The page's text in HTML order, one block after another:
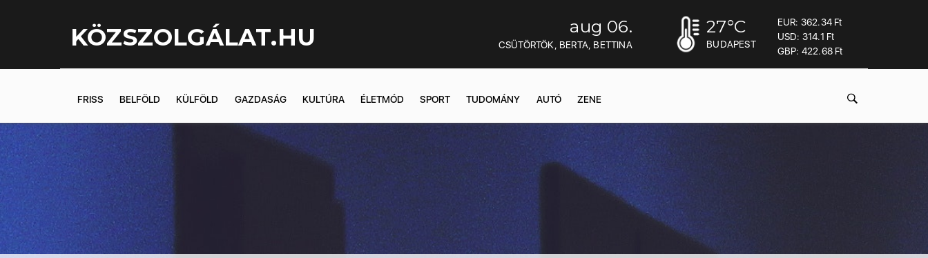
KÖZSZOLGÁLAT.HU aug 06.
CSÜTÖRTÖK, BERTA, BETTINA
27°C
BUDAPEST
EUR: 362.34 Ft
USD: 314.1 Ft
GBP: 422.68 Ft
FRISS BELFÖLD KÜLFÖLD GAZDASÁG KULTÚRA ÉLETMÓD SPORT TUDOMÁNY AUTÓ ZENE